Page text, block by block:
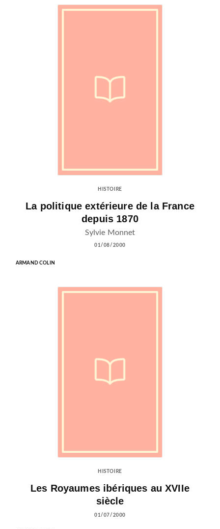
HISTOIRE
La politique extérieure de la France
depuis 1870
Sylvie Monnet
01/08/2000
ARMAND COLIN
HISTOIRE
Les Royaumes ibériques au XVIIe
siècle
01/07/2000